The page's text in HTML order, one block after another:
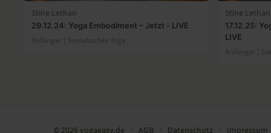
Stine Lethan
29.12.24: Yoga Embodiment – Jetzt - LIVE
Anfänger | Somatisches Yoga
Stine Lethan
17.12.25:
LIVE
Anfänger |
© 2026 yogaeasy.de ∙ AGB ∙ Datenschutz ∙ Impressum